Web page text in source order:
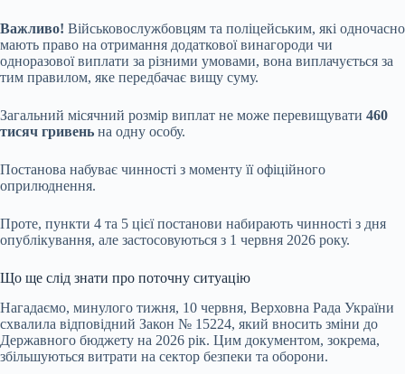
Важливо! Військовослужбовцям та поліцейським, які одночасно
мають право на отримання додаткової винагороди чи
одноразової виплати за різними умовами, вона виплачується за
тим правилом, яке передбачає вищу суму.
Загальний місячний розмір виплат не може перевищувати 460
тисяч гривень на одну особу.
Постанова набуває чинності з моменту її офіційного
оприлюднення.
Проте, пункти 4 та 5 цієї постанови набирають чинності з дня
опублікування, але застосовуються з 1 червня 2026 року.
Що ще слід знати про поточну ситуацію
Нагадаємо, минулого тижня, 10 червня, Верховна Рада України
схвалила відповідний Закон № 15224, який вносить зміни до
Державного бюджету на 2026 рік. Цим документом, зокрема,
збільшуються витрати на сектор безпеки та оборони.